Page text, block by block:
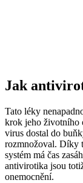
Jak
Tato léky
krok jeho životního
virus dostal do
rozmnožoval. Díky
systém má čas
antivirotika jsou
onemocnění.